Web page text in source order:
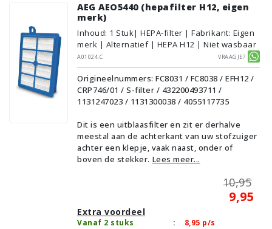
AEG AEO5440 (hepafilter H12, eigen
merk)
Inhoud: 1 Stuk| HEPA-filter | Fabrikant: Eigen
merk | Alternatief | HEPA H12 | Niet wasbaar
A01024.C
Vraagje?
Origineelnummers: FC8031 / FC8038 / EFH12 /
CRP746/01 / S-filter / 432200493711 /
1131247023 / 1131300038 / 4055117735
Dit is een uitblaasfilter en zit er derhalve
meestal aan de achterkant van uw stofzuiger
achter een klepje, vaak naast, onder of
boven de stekker. Lees meer...
10,95
9,95
Extra voordeel
Vanaf 2 stuks : 8,95 p/s